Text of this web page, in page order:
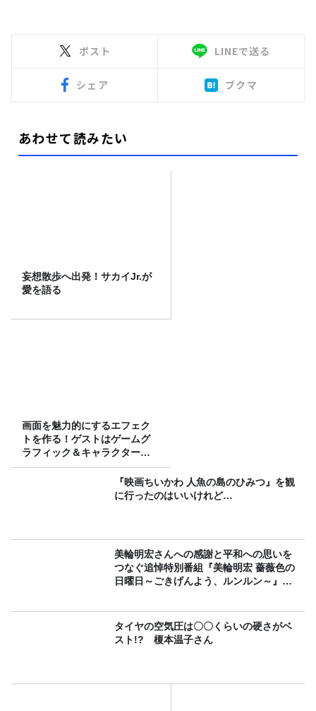
ポスト LINEで送る
シェア ブクマ
あわせて読みたい
妄想散歩へ出発！サカイJr.が
愛を語る
画面を魅力的にするエフェク
トを作る！ゲストはゲームグ
ラフィック＆キャラクター専
攻の遠藤里桜さん！
『映画ちいかわ 人魚の島のひみつ』を観
に行ったのはいいけれど…
美輪明宏さんへの感謝と平和への思いを
つなぐ追悼特別番組『美輪明宏 薔薇色の
日曜日～ごきげんよう、ルンルン～』
タイヤの空気圧は〇〇くらいの硬さがベ
スト!? 榎本温子さん